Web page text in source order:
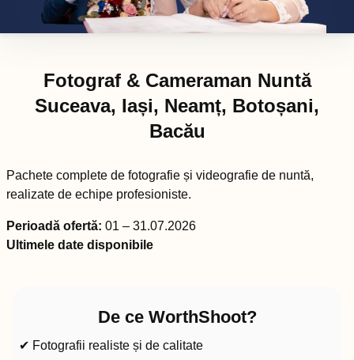
Fotograf & Cameraman Nuntă
Suceava, Iași, Neamț, Botoșani,
Bacău
Pachete complete de fotografie și videografie de nuntă,
realizate de echipe profesioniste.
Perioadă ofertă: 01 – 31.07.2026
Ultimele date disponibile
De ce WorthShoot?
✔ Fotografii realiste și de calitate